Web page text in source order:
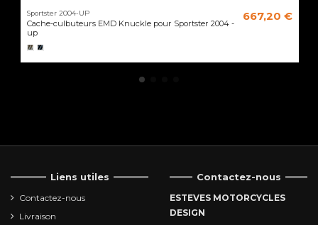
Sportster 2004-UP
Cache-culbuteurs EMD Knuckle pour Sportster 2004 -
up
667,20 €
Liens utiles
Contactez-nous
Livraison
Contactez-nous
ESTEVES MOTORCYCLES
DESIGN